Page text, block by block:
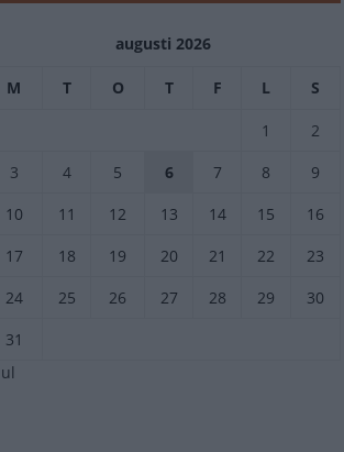
augusti 2026
M T O T F L S
1
2
3
4 5 6 7 8
9
10
11 12 13 14 15
16
17
18 19 20 21 22
23
24
25 26 27 28 29
30
31